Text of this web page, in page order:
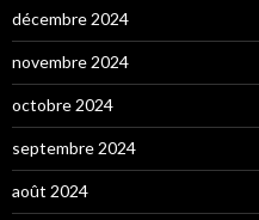
décembre 2024
novembre 2024
octobre 2024
septembre 2024
août 2024